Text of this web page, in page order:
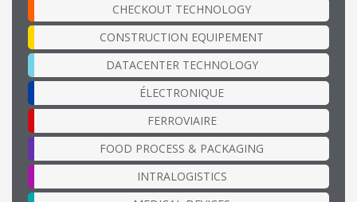
CHECKOUT TECHNOLOGY
CONSTRUCTION EQUIPEMENT
DATACENTER TECHNOLOGY
ÉLECTRONIQUE
FERROVIAIRE
FOOD PROCESS & PACKAGING
INTRALOGISTICS